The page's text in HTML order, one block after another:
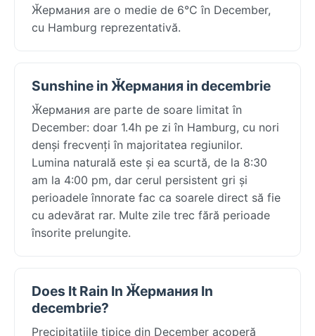
Ӂермания are o medie de 6°C în December,
cu Hamburg reprezentativă.
Sunshine in Ӂермания in decembrie
Ӂермания are parte de soare limitat în
December: doar 1.4h pe zi în Hamburg, cu nori
denși frecvenți în majoritatea regiunilor.
Lumina naturală este și ea scurtă, de la 8:30
am la 4:00 pm, dar cerul persistent gri și
perioadele înnorate fac ca soarele direct să fie
cu adevărat rar. Multe zile trec fără perioade
însorite prelungite.
Does It Rain In Ӂермания In
decembrie?
Precipitațiile tipice din December acoperă